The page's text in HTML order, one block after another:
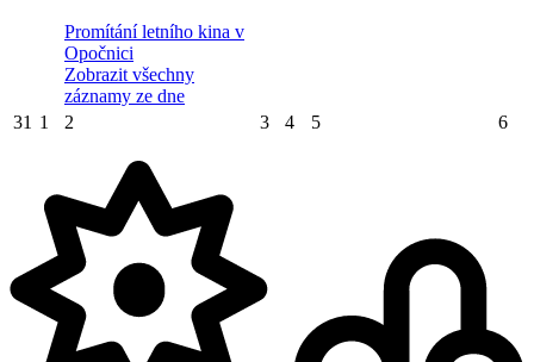
Promítání letního kina v
Opočnici
Zobrazit všechny
záznamy ze dne
31 1 2 3 4 5 6